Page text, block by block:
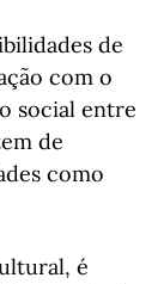
de
com o
social entre
de
como
é